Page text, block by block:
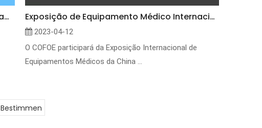
Monitoramento de glicose no sangue Cuidado com diabetes: quando a inovação está oculta à vista Exposição de Equipamento Médico Internacional da China
2023-04-12
O COFOE participará da Exposição Internacional de
Equipamentos Médicos da China ...
Bestimmen